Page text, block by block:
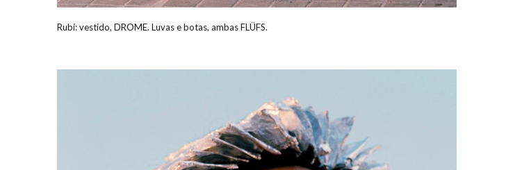
Rubí: vestido, DROME. Luvas e botas, ambas FLÜFS.